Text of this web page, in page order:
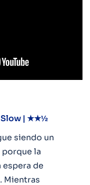
Slow | ★★½
siendo un
la
espera de
Mientras